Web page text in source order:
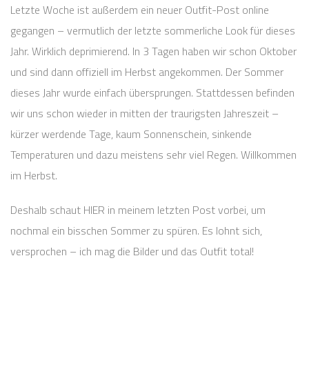
Letzte Woche ist außerdem ein neuer Outfit-Post online
gegangen – vermutlich der letzte sommerliche Look für dieses
Jahr. Wirklich deprimierend. In 3 Tagen haben wir schon Oktober
und sind dann offiziell im Herbst angekommen. Der Sommer
dieses Jahr wurde einfach übersprungen. Stattdessen befinden
wir uns schon wieder in mitten der traurigsten Jahreszeit –
kürzer werdende Tage, kaum Sonnenschein, sinkende
Temperaturen und dazu meistens sehr viel Regen. Willkommen
im Herbst.
Deshalb schaut HIER in meinem letzten Post vorbei, um
nochmal ein bisschen Sommer zu spüren. Es lohnt sich,
versprochen – ich mag die Bilder und das Outfit total!